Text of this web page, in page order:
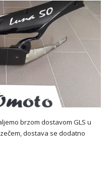
brzom dostavom GLS u
dostava se dodatno